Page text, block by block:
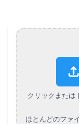
クリックまたは
ほとんどのファ